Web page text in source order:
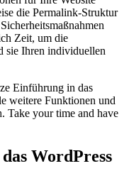
die Permalink-Struktur
Zeit, um die
sie Ihren individuellen
Einführung in das
weitere Funktionen und
Take your time and have
WordPress